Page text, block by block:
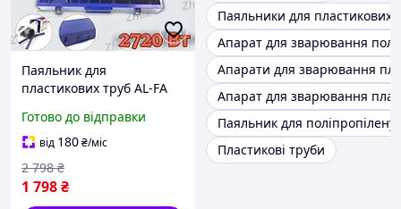
Паяльник для
пластикових труб AL-FA
2720 Вт Апарати для
зварювання пластикових
труб
Готово до відправки
від 180₴/міс
1 798₴
2 798 ₴
Паяльники для пластикових
Апарат для зварювання
Апарати для зварювання
Апарат для зварювання
Паяльник для поліпропілену
Пластикові труби